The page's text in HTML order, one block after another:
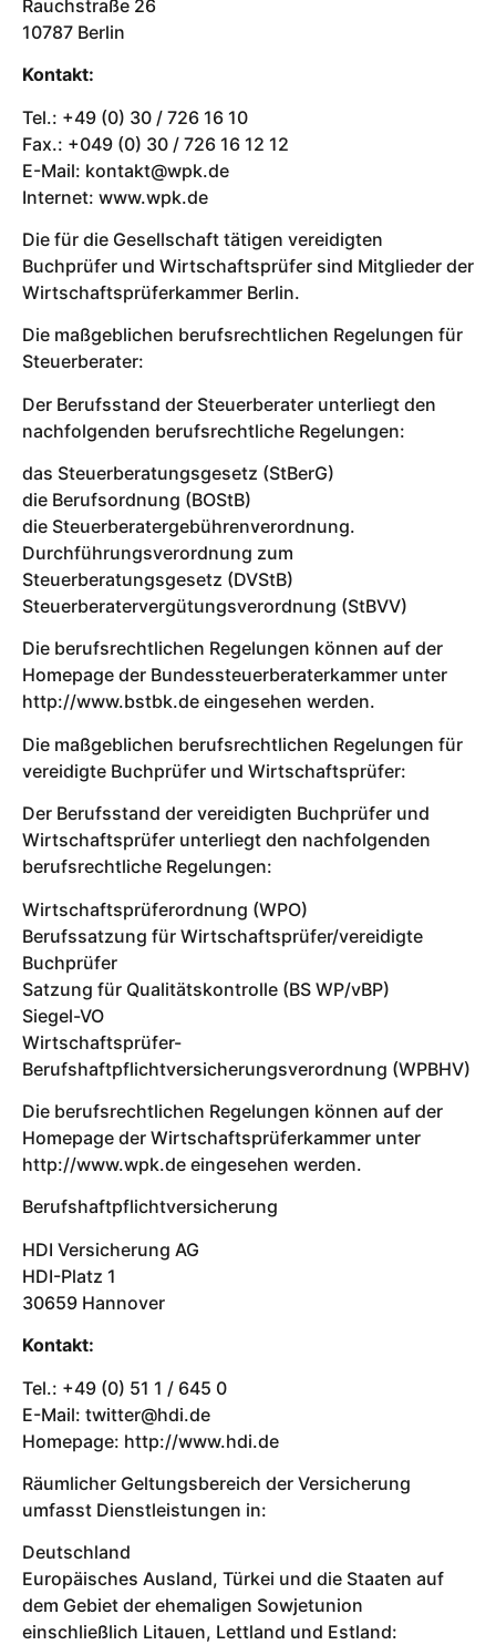
Rauchstraße 26
10787 Berlin
Kontakt:
Tel.: +49 (0) 30 / 726 16 10
Fax.: +049 (0) 30 / 726 16 12 12
E-Mail: kontakt@wpk.de
Internet: www.wpk.de
Die für die Gesellschaft tätigen vereidigten
Buchprüfer und Wirtschaftsprüfer sind Mitglieder der
Wirtschaftsprüferkammer Berlin.
Die maßgeblichen berufsrechtlichen Regelungen für
Steuerberater:
Der Berufsstand der Steuerberater unterliegt den
nachfolgenden berufsrechtliche Regelungen:
das Steuerberatungsgesetz (StBerG)
die Berufsordnung (BOStB)
die Steuerberatergebührenverordnung.
Durchführungsverordnung zum
Steuerberatungsgesetz (DVStB)
Steuerberatervergütungsverordnung (StBVV)
Die berufsrechtlichen Regelungen können auf der
Homepage der Bundessteuerberaterkammer unter
http://www.bstbk.de eingesehen werden.
Die maßgeblichen berufsrechtlichen Regelungen für
vereidigte Buchprüfer und Wirtschaftsprüfer:
Der Berufsstand der vereidigten Buchprüfer und
Wirtschaftsprüfer unterliegt den nachfolgenden
berufsrechtliche Regelungen:
Wirtschaftsprüferordnung (WPO)
Berufssatzung für Wirtschaftsprüfer/vereidigte
Buchprüfer
Satzung für Qualitätskontrolle (BS WP/vBP)
Siegel-VO
Wirtschaftsprüfer-
Berufshaftpflichtversicherungsverordnung (WPBHV)
Die berufsrechtlichen Regelungen können auf der
Homepage der Wirtschaftsprüferkammer unter
http://www.wpk.de eingesehen werden.
Berufshaftpflichtversicherung
HDI Versicherung AG
HDI-Platz 1
30659 Hannover
Kontakt:
Tel.: +49 (0) 51 1 / 645 0
E-Mail: twitter@hdi.de
Homepage: http://www.hdi.de
Räumlicher Geltungsbereich der Versicherung
umfasst Dienstleistungen in:
Deutschland
Europäisches Ausland, Türkei und die Staaten auf
dem Gebiet der ehemaligen Sowjetunion
einschließlich Litauen, Lettland und Estland: